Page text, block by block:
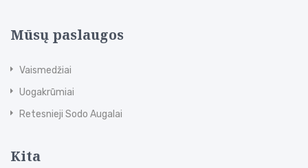
Mūsų paslaugos
Vaismedžiai
Uogakrūmiai
Retesnieji Sodo Augalai
Kita